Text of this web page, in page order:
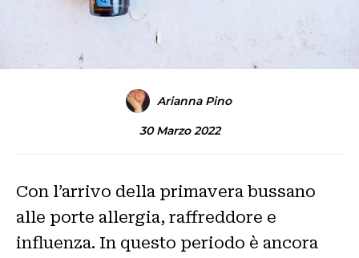
Arianna Pino
30 Marzo 2022
Con l’arrivo della primavera bussano
alle porte allergia, raffreddore e
influenza. In questo periodo è ancora